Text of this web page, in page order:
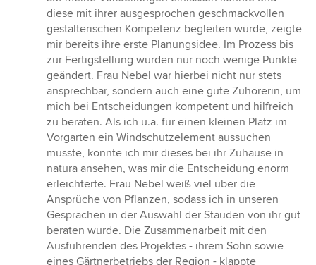
diese mit ihrer ausgesprochen geschmackvollen
gestalterischen Kompetenz begleiten würde, zeigte
mir bereits ihre erste Planungsidee. Im Prozess bis
zur Fertigstellung wurden nur noch wenige Punkte
geändert. Frau Nebel war hierbei nicht nur stets
ansprechbar, sondern auch eine gute Zuhörerin, um
mich bei Entscheidungen kompetent und hilfreich
zu beraten. Als ich u.a. für einen kleinen Platz im
Vorgarten ein Windschutzelement aussuchen
musste, konnte ich mir dieses bei ihr Zuhause in
natura ansehen, was mir die Entscheidung enorm
erleichterte. Frau Nebel weiß viel über die
Ansprüche von Pflanzen, sodass ich in unseren
Gesprächen in der Auswahl der Stauden von ihr gut
beraten wurde. Die Zusammenarbeit mit den
Ausführenden des Projektes - ihrem Sohn sowie
eines Gärtnerbetriebs der Region - klappte